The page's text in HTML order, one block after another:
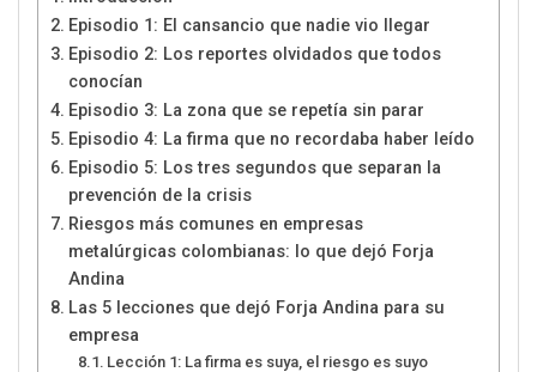
Episodio 1: El cansancio que nadie vio llegar
Episodio 2: Los reportes olvidados que todos
conocían
Episodio 3: La zona que se repetía sin parar
Episodio 4: La firma que no recordaba haber leído
Episodio 5: Los tres segundos que separan la
prevención de la crisis
Riesgos más comunes en empresas
metalúrgicas colombianas: lo que dejó Forja
Andina
Las 5 lecciones que dejó Forja Andina para su
empresa
Lección 1: La firma es suya, el riesgo es suyo